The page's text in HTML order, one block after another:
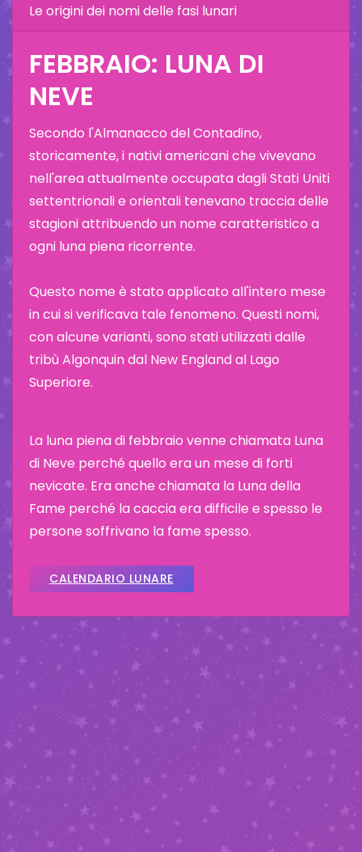
Le origini dei nomi delle fasi lunari
FEBBRAIO: LUNA DI
NEVE
Secondo l'Almanacco del Contadino,
storicamente, i nativi americani che vivevano
nell'area attualmente occupata dagli Stati Uniti
settentrionali e orientali tenevano traccia delle
stagioni attribuendo un nome caratteristico a
ogni luna piena ricorrente.
Questo nome è stato applicato all'intero mese
in cui si verificava tale fenomeno. Questi nomi,
con alcune varianti, sono stati utilizzati dalle
tribù Algonquin dal New England al Lago
Superiore.
La luna piena di febbraio venne chiamata Luna
di Neve perché quello era un mese di forti
nevicate. Era anche chiamata la Luna della
Fame perché la caccia era difficile e spesso le
persone soffrivano la fame spesso.
CALENDARIO LUNARE